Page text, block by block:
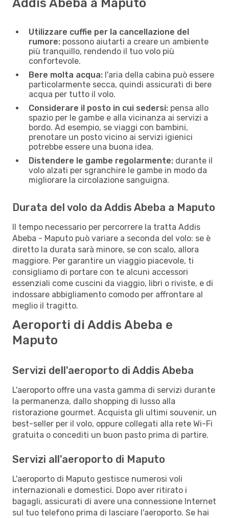
Addis Abeba a Maputo
Utilizzare cuffie per la cancellazione del
rumore: possono aiutarti a creare un ambiente
più tranquillo, rendendo il tuo volo più
confortevole.
Bere molta acqua: l'aria della cabina può essere
particolarmente secca, quindi assicurati di bere
acqua per tutto il volo.
Considerare il posto in cui sedersi: pensa allo
spazio per le gambe e alla vicinanza ai servizi a
bordo. Ad esempio, se viaggi con bambini,
prenotare un posto vicino ai servizi igienici
potrebbe essere una buona idea.
Distendere le gambe regolarmente: durante il
volo alzati per sgranchire le gambe in modo da
migliorare la circolazione sanguigna.
Durata del volo da Addis Abeba a Maputo
Il tempo necessario per percorrere la tratta Addis
Abeba - Maputo può variare a seconda del volo: se è
diretto la durata sarà minore, se con scalo, allora
maggiore. Per garantire un viaggio piacevole, ti
consigliamo di portare con te alcuni accessori
essenziali come cuscini da viaggio, libri o riviste, e di
indossare abbigliamento comodo per affrontare al
meglio il tragitto.
Aeroporti di Addis Abeba e
Maputo
Servizi dell'aeroporto di Addis Abeba
L'aeroporto offre una vasta gamma di servizi durante
la permanenza, dallo shopping di lusso alla
ristorazione gourmet. Acquista gli ultimi souvenir, un
best-seller per il volo, oppure collegati alla rete Wi-Fi
gratuita o concediti un buon pasto prima di partire.
Servizi all'aeroporto di Maputo
L'aeroporto di Maputo gestisce numerosi voli
internazionali e domestici. Dopo aver ritirato i
bagagli, assicurati di avere una connessione Internet
sul tuo telefono prima di lasciare l'aeroporto. Se hai